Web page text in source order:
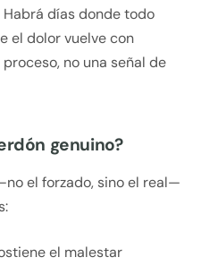
Habrá días donde todo
el dolor vuelve con
no una señal de
genuino?
el forzado, sino el real—
el malestar